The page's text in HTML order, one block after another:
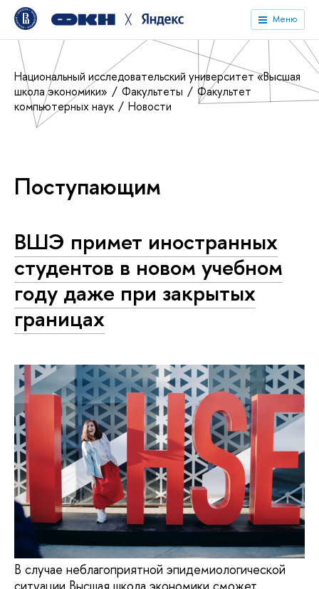
╳ Меню
Национальный исследовательский университет «Высшая
школа экономики»
Факультеты
Факультет
компьютерных наук
Новости
Поступающим
ВШЭ примет иностранных
студентов в новом учебном
году даже при закрытых
границах
В случае неблагоприятной эпидемиологической